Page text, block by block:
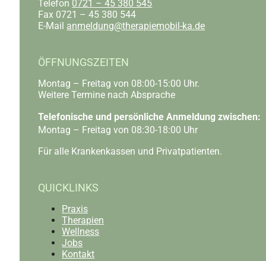
Telefon 0721 – 45 380 545
Fax 0721 – 45 380 544
E-Mail anmeldung@therapiemobil-ka.de
ÖFFNUNGSZEITEN
Montag – Freitag von 08:00-15:00 Uhr.
Weitere Termine nach Absprache
Telefonische und persönliche Anmeldung
Montag – Freitag von 08:30-18:00 Uhr
Für alle Krankenkassen und Privatpatienten.
QUICKLINKS
Praxis
Therapien
Wellness
Jobs
Kontakt